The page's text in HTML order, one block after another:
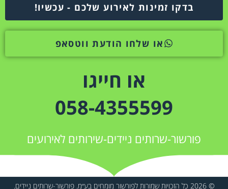
בדקו זמינות לאירוע שלכם - עכשיו!
או שלחו הודעת ווטסאפ
או חייגו
058-4355599
פורשור-שרותים ניידים-שירותים לאירועים
© 2026 כל הזכויות שמורות לפורשור מומחים בע״מ. פורשור-שרותים ניידים.